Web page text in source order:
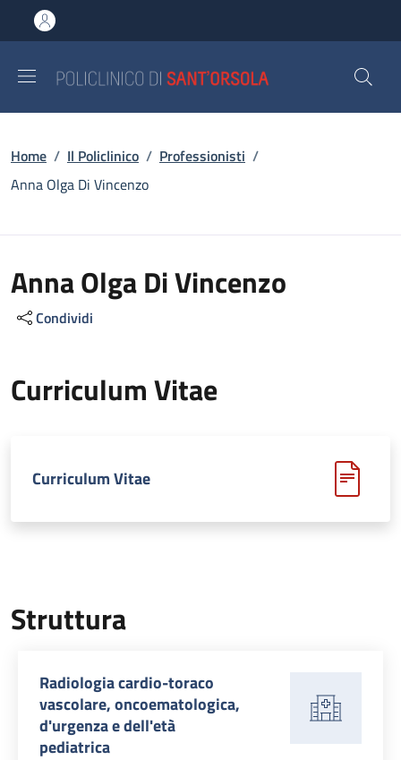
al contenuto principale
to footer content
Briciole di pane
Home / Il Policlinico / Professionisti /
Anna Olga Di Vincenzo
Anna Olga Di Vincenzo
Condividi
Curriculum Vitae
Curriculum Vitae
Struttura
Radiologia cardio-toraco
vascolare, oncoematologica,
d'urgenza e dell'età
pediatrica